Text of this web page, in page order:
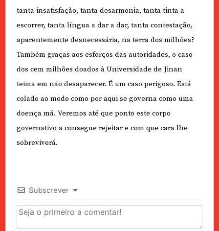
tanta insatisfação, tanta desarmonia, tanta tinta a
escorrer, tanta língua a dar a dar, tanta contestação,
aparentemente desnecessária, na terra dos milhões?
Também graças aos esforços das autoridades, o caso
dos cem milhões doados à Universidade de Jinan
teima em não desaparecer. É um caso perigoso. Está
colado ao modo como por aqui se governa como uma
doença má. Veremos até que ponto este corpo
governativo a consegue rejeitar e com que cara lhe
sobreviverá.
Subscrever